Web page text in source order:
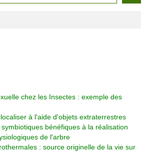
chez les Insectes : exemple des
à l'aide d'objets extraterrestres
bénéfiques à la réalisation
de l'arbre
: source originelle de la vie sur